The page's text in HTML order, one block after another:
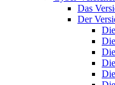
Das
Der